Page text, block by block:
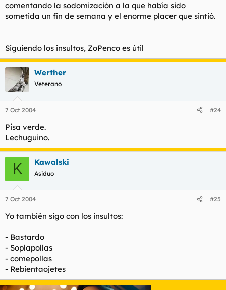
comentando la sodomización a la que había sido
sometida un fin de semana y el enorme placer que sintió.
Siguiendo los insultos, ZoPenco es útil
Werther
Veterano
7 Oct 2004 #24
Pisa verde.
Lechuguino.
K Kawalski
Asiduo
7 Oct 2004 #25
Yo también sigo con los insultos:
- Bastardo
- Soplapollas
- comepollas
- Rebientaojetes